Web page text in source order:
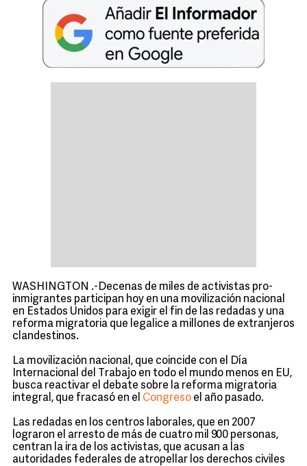
WASHINGTON .-Decenas de miles de activistas pro-
inmigrantes participan hoy en una movilización nacional
en Estados Unidos para exigir el fin de las redadas y una
reforma migratoria que legalice a millones de extranjeros
clandestinos.
La movilización nacional, que coincide con el Día
Internacional del Trabajo en todo el mundo menos en EU,
busca reactivar el debate sobre la reforma migratoria
integral, que fracasó en el Congreso el año pasado.
Las redadas en los centros laborales, que en 2007
lograron el arresto de más de cuatro mil 900 personas,
centran la ira de los activistas, que acusan a las
autoridades federales de atropellar los derechos civiles